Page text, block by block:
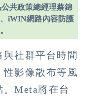
共政策總經理蔡錦
iWIN網路內容防護
社群平台時間
影像散布等風
Meta將在台